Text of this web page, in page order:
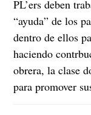
PL’ers deben
“ayuda” de los
dentro de ellos
haciendo
obrera, la clase
para promover